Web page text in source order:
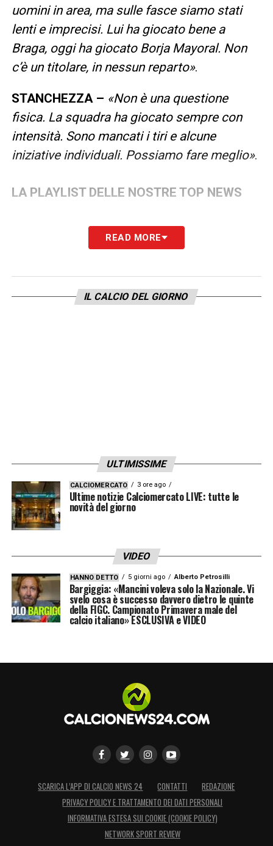
uomini in area, ma sulle fasce siamo stati
lenti e imprecisi. Lui ha giocato bene a
Braga, oggi ha giocato Borja Mayoral. Non
c’è un titolare, in nessun reparto».
STANCHEZZA – «Non è una questione
fisica. La squadra ha giocato sempre con
intensità. Sono mancati i tiri e alcune
iniziative individuali. Possiamo fare meglio».
LA PLAYLIST DELLE NOSTRE TOP NEWS
READ MORE
IL CALCIO DEL GIORNO
ULTIMISSIME
CALCIOMERCATO 3 ore ago
Ultime notizie Calciomercato LIVE: tutte le
novità del giorno
VIDEO
HANNO DETTO 5 giorni ago Alberto Petrosilli
Bargiggia: «Mancini voleva solo la Nazionale. Vi
svelo cosa è successo davvero dietro le quinte
della FIGC. Campionato Primavera male del
calcio italiano» ESCLUSIVA e VIDEO
SCARICA L’APP DI CALCIO NEWS 24 CONTATTI
REDAZIONE
PRIVACY POLICY E TRATTAMENTO DEI DATI PERSONALI
INFORMATIVA ESTESA SUI COOKIE (COOKIE POLICY)
NETWORK SPORT REVIEW